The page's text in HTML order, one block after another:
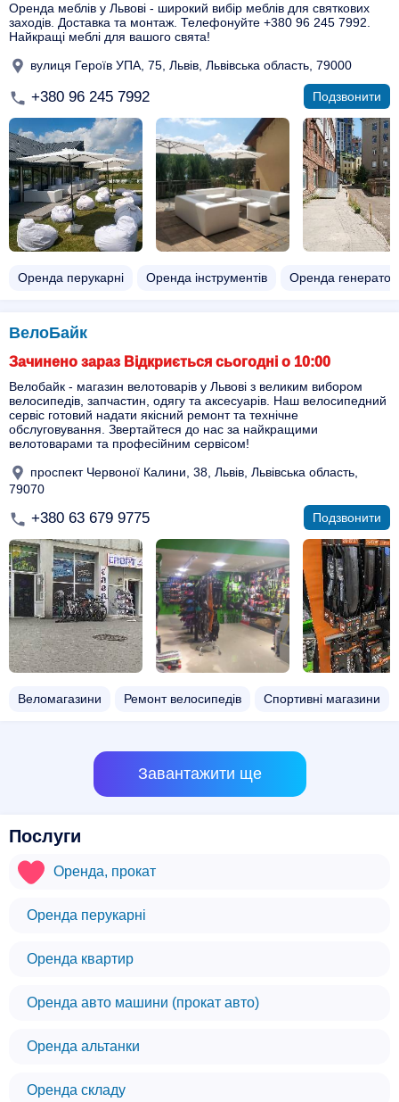
Оренда меблів у Львові - широкий вибір меблів для святкових
заходів. Доставка та монтаж. Телефонуйте +380 96 245 7992.
Найкращі меблі для вашого свята!
вулиця Героїв УПА, 75, Львів, Львівська область, 79000
+380 96 245 7992 Подзвонити
Оренда перукарні Оренда інструментів Оренда
ВелоБайк
Зачинено зараз Відкриється сьогодні о 10:00
Велобайк - магазин велотоварів у Львові з великим вибором
велосипедів, запчастин, одягу та аксесуарів. Наш велосипедний
сервіс готовий надати якісний ремонт та технічне
обслуговування. Звертайтеся до нас за найкращими
велотоварами та професійним сервісом!
проспект Червоної Калини, 38, Львів, Львівська область,
79070
+380 63 679 9775 Подзвонити
Веломагазини Ремонт велосипедів Спортивні магазини
Завантажити ще
Послуги
Оренда, прокат
Оренда перукарні
Оренда квартир
Оренда авто машини (прокат авто)
Оренда альтанки
Оренда складу